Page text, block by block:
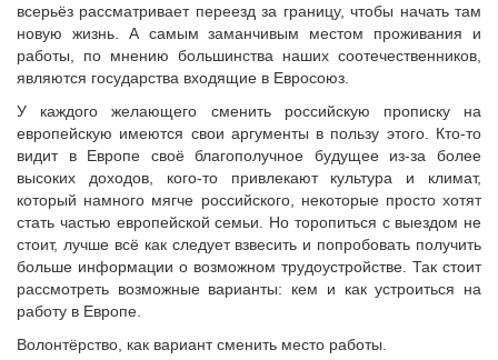
всерьёз рассматривает переезд за границу, чтобы начать там
новую жизнь. А самым заманчивым местом проживания и
работы, по мнению большинства наших соотечественников,
являются государства входящие в Евросоюз.
У каждого желающего сменить российскую прописку на
европейскую имеются свои аргументы в пользу этого. Кто-то
видит в Европе своё благополучное будущее из-за более
высоких доходов, кого-то привлекают культура и климат,
который намного мягче российского, некоторые просто хотят
стать частью европейской семьи. Но торопиться с выездом не
стоит, лучше всё как следует взвесить и попробовать получить
больше информации о возможном трудоустройстве. Так стоит
рассмотреть возможные варианты: кем и как устроиться на
работу в Европе.
Волонтёрство, как вариант сменить место работы.